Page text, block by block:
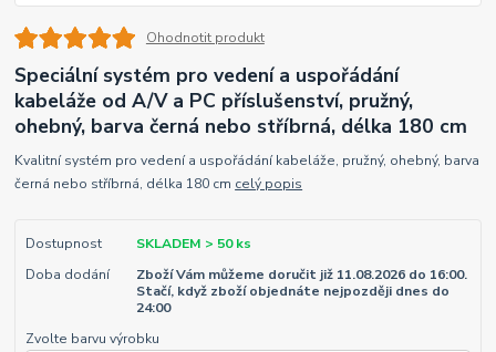
Ohodnotit produkt
Speciální systém pro vedení a uspořádání
kabeláže od A/V a PC příslušenství, pružný,
ohebný, barva černá nebo stříbrná, délka 180 cm
Kvalitní systém pro vedení a uspořádání kabeláže, pružný, ohebný, barva
černá nebo stříbrná, délka 180 cm celý popis
Dostupnost
SKLADEM > 50 ks
Doba dodání
Zboží Vám můžeme doručit již 11.08.2026 do 16:00.
Stačí, když zboží objednáte nejpozději dnes do
24:00
Zvolte barvu výrobku